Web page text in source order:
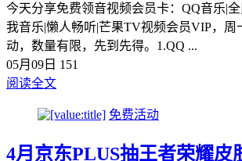
今天分享免费领音视频会员卡：QQ音乐|
我音乐|懒人畅听|芒果TV视频会员VIP，周
动，数量有限，先到先得。1.QQ ...
05月09日 151
阅读全文
免费活动
4月京东PLUS抽王者荣耀皮